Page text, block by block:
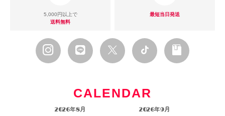
5,000円以上で
送料無料
最短当日発送
CALENDAR
2026年8月 2026年9月